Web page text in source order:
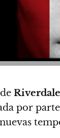
Riverdale
por